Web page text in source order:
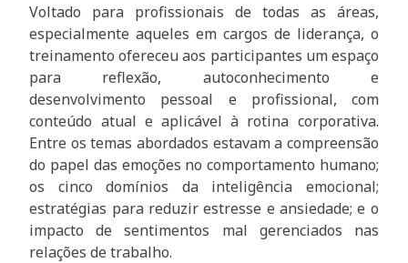
Voltado para profissionais de todas as áreas,
especialmente aqueles em cargos de liderança, o
treinamento ofereceu aos participantes um espaço
para reflexão, autoconhecimento e
desenvolvimento pessoal e profissional, com
conteúdo atual e aplicável à rotina corporativa.
Entre os temas abordados estavam a compreensão
do papel das emoções no comportamento humano;
os cinco domínios da inteligência emocional;
estratégias para reduzir estresse e ansiedade; e o
impacto de sentimentos mal gerenciados nas
relações de trabalho.